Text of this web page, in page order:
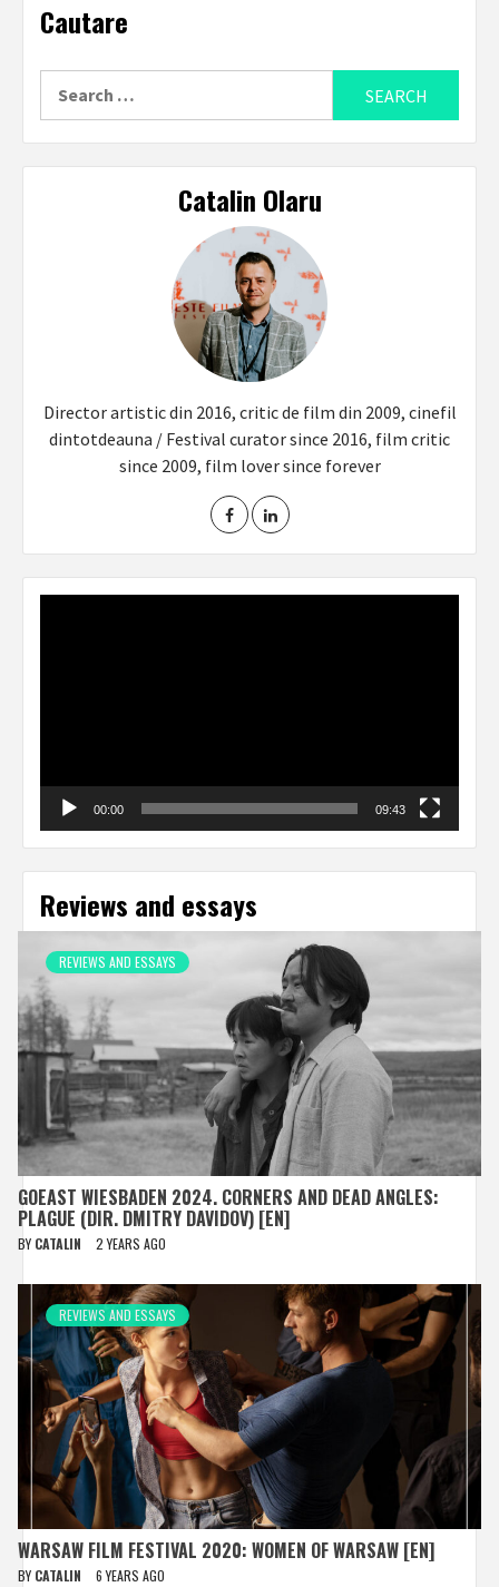
Cautare
Catalin Olaru
Director artistic din 2016, critic de film din 2009, cinefil
dintotdeauna / Festival curator since 2016, film critic
since 2009, film lover since forever
00:00 09:43
Reviews and essays
REVIEWS AND ESSAYS
GOEAST WIESBADEN 2024. CORNERS AND DEAD ANGLES:
PLAGUE (DIR. DMITRY DAVIDOV) [EN]
BY CATALIN 2 YEARS AGO
REVIEWS AND ESSAYS
WARSAW FILM FESTIVAL 2020: WOMEN OF WARSAW [EN]
BY CATALIN 6 YEARS AGO